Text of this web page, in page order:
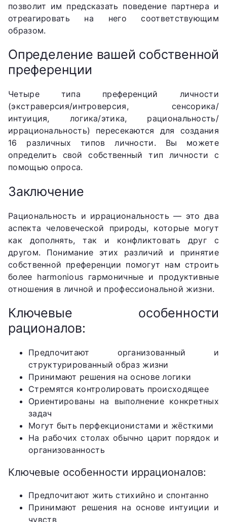
позволит им предсказать поведение партнера и
отреагировать на него соответствующим
образом.
Определение вашей собственной
преференции
Четыре типа преференций личности
(экстраверсия/интроверсия, сенсорика/
интуиция, логика/этика, рациональность/
иррациональность) пересекаются для создания
16 различных типов личности. Вы можете
определить свой собственный тип личности с
помощью опроса.
Заключение
Рациональность и иррациональность — это два
аспекта человеческой природы, которые могут
как дополнять, так и конфликтовать друг с
другом. Понимание этих различий и принятие
собственной преференции помогут нам строить
более harmonious гармоничные и продуктивные
отношения в личной и профессиональной жизни.
Ключевые особенности
рационалов:
Предпочитают организованный и
структурированный образ жизни
Принимают решения на основе логики
Стремятся контролировать происходящее
Ориентированы на выполнение конкретных
задач
Могут быть перфекционистами и жёсткими
На рабочих столах обычно царит порядок и
организованность
Ключевые особенности иррационалов:
Предпочитают жить стихийно и спонтанно
Принимают решения на основе интуиции и
чувств